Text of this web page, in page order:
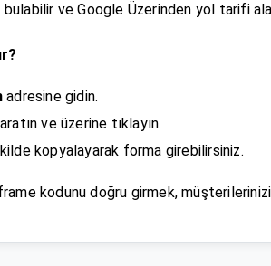
bulabilir ve Google Üzerinden yol tarifi
adresine gidin.
ve üzerine tıklayın.
kopyalayarak forma girebilirsiniz.
kodunu doğru girmek,